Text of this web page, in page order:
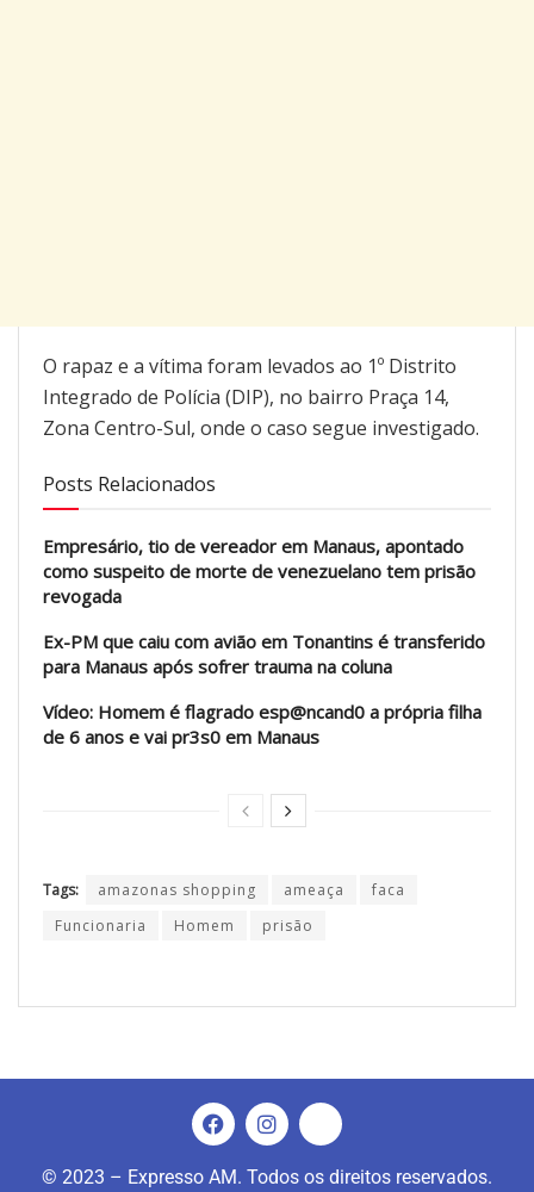
O rapaz e a vítima foram levados ao 1º Distrito
Integrado de Polícia (DIP), no bairro Praça 14,
Zona Centro-Sul, onde o caso segue investigado.
Posts Relacionados
Empresário, tio de vereador em Manaus, apontado
como suspeito de morte de venezuelano tem prisão
revogada
Ex-PM que caiu com avião em Tonantins é transferido
para Manaus após sofrer trauma na coluna
Vídeo: Homem é flagrado esp@ncand0 a própria filha
de 6 anos e vai pr3s0 em Manaus
Tags: amazonas shopping ameaça
faca
Funcionaria
Homem prisão
© 2023 – Expresso AM. Todos os direitos reservados.